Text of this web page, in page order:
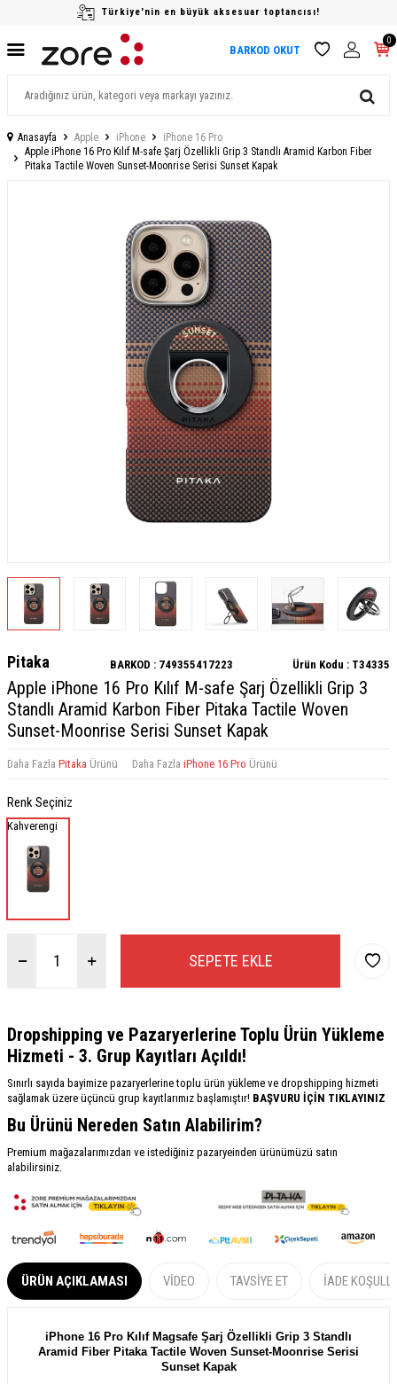
Türkiye'nin en büyük aksesuar toptancısı!
BARKOD OKUT
0
Anasayfa Apple iPhone
iPhone 16 Pro
Apple iPhone 16 Pro Kılıf M-safe Şarj Özellikli Grip 3 Standlı Aramid Karbon Fiber
Pitaka Tactile Woven Sunset-Moonrise Serisi Sunset Kapak
Pitaka BARKOD : 749355417223 Ürün Kodu : T34335
Apple iPhone 16 Pro Kılıf M-safe Şarj Özellikli Grip 3
Standlı Aramid Karbon Fiber Pitaka Tactile Woven
Sunset-Moonrise Serisi Sunset Kapak
Daha Fazla Pitaka Ürünü Daha Fazla iPhone 16 Pro Ürünü
Renk Seçiniz
Kahverengi
SEPETE EKLE
Dropshipping ve Pazaryerlerine Toplu Ürün Yükleme
Hizmeti - 3. Grup Kayıtları Açıldı!
Sınırlı sayıda bayimize pazaryerlerine toplu ürün yükleme ve dropshipping hizmeti
sağlamak üzere üçüncü grup kayıtlarımız başlamıştır! BAŞVURU İÇİN TIKLAYINIZ
Bu Ürünü Nereden Satın Alabilirim?
Premium mağazalarımızdan ve istediğiniz pazaryeinden ürünümüzü satın
alabilirsiniz.
ÜRÜN AÇIKLAMASI VIDEO TAVSIYE ET İADE
iPhone 16 Pro Kılıf Magsafe Şarj Özellikli Grip 3 Standlı
Aramid Fiber Pitaka Tactile Woven Sunset-Moonrise Serisi
Sunset Kapak